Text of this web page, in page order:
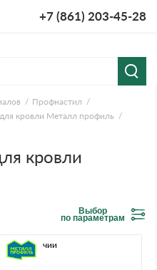
+7 (861) 203-45-28
Профнастил
кровли Металл профиль
кровли
Выбор
по параметрам
В наличии